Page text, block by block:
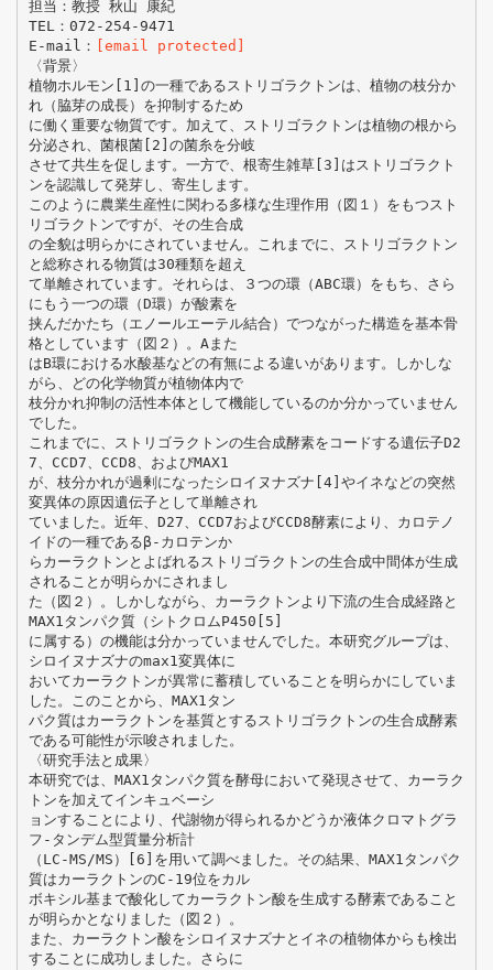
担当：教授 秋山 康紀
TEL：072-254-9471
E-mail： [email protected]
〈背景〉
植物ホルモン[1]の一種であるストリゴラクトンは、植物の枝分か
れ（脇芽の成長）を抑制するため
に働く重要な物質です。加えて、ストリゴラクトンは植物の根から
分泌され、菌根菌[2]の菌糸を分岐
させて共生を促します。一方で、根寄生雑草[3]はストリゴラクト
ンを認識して発芽し、寄生します。
このように農業生産性に関わる多様な生理作用（図１）をもつスト
リゴラクトンですが、その生合成
の全貌は明らかにされていません。これまでに、ストリゴラクトン
と総称される物質は30種類を超え
て単離されています。それらは、３つの環（ABC環）をもち、さら
にもう一つの環（D環）が酸素を
挟んだかたち（エノールエーテル結合）でつながった構造を基本骨
格としています（図２）。Aまた
はB環における水酸基などの有無による違いがあります。しかしな
がら、どの化学物質が植物体内で
枝分かれ抑制の活性本体として機能しているのか分かっていません
でした。
これまでに、ストリゴラクトンの生合成酵素をコードする遺伝子D2
7、CCD7、CCD8、およびMAX1
が、枝分かれが過剰になったシロイヌナズナ[4]やイネなどの突然
変異体の原因遺伝子として単離され
ていました。近年、D27、CCD7およびCCD8酵素により、カロテノ
イドの一種であるβ-カロテンか
らカーラクトンとよばれるストリゴラクトンの生合成中間体が生成
されることが明らかにされまし
た（図２）。しかしながら、カーラクトンより下流の生合成経路と
MAX1タンパク質（シトクロムP450[5]
に属する）の機能は分かっていませんでした。本研究グループは、
シロイヌナズナのmax1変異体に
おいてカーラクトンが異常に蓄積していることを明らかにしていま
した。このことから、MAX1タン
パク質はカーラクトンを基質とするストリゴラクトンの生合成酵素
である可能性が示唆されました。
〈研究手法と成果〉
本研究では、MAX1タンパク質を酵母において発現させて、カーラク
トンを加えてインキュベーシ
ョンすることにより、代謝物が得られるかどうか液体クロマトグラ
フ-タンデム型質量分析計
（LC-MS/MS）[6]を用いて調べました。その結果、MAX1タンパク
質はカーラクトンのC-19位をカル
ボキシル基まで酸化してカーラクトン酸を生成する酵素であること
が明らかとなりました（図２）。
また、カーラクトン酸をシロイヌナズナとイネの植物体からも検出
することに成功しました。さらに